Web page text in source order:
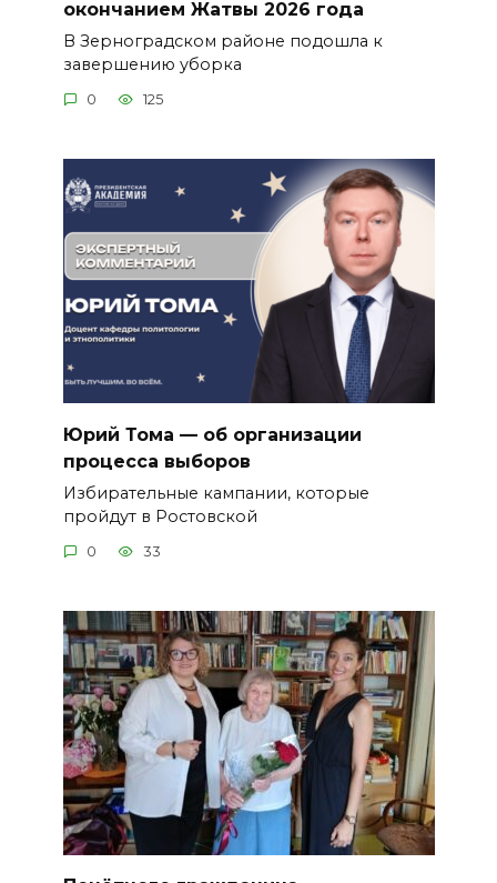
окончанием Жатвы 2026 года
В Зерноградском районе подошла к
завершению уборка
0 125
Юрий Тома — об организации
процесса выборов
Избирательные кампании, которые
пройдут в Ростовской
0 33